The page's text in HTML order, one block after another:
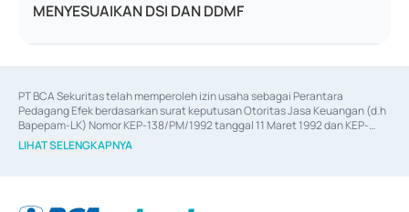
MENYESUAIKAN DSI DAN DDMF
PT BCA Sekuritas telah memperoleh izin usaha sebagai Perantara
Pedagang Efek berdasarkan surat keputusan Otoritas Jasa Keuangan (d.h
Bapepam-LK) Nomor KEP-138/PM/1992 tanggal 11 Maret 1992 dan KEP-
06/D.04/2014 tanggal 28 Februari 2014, izin usaha sebagai Penjamin Emisi
Efek berdasarkan surat keputusan Otoritas Jasa Keuangan Nomor KEP-
LIHAT SELENGKAPNYA